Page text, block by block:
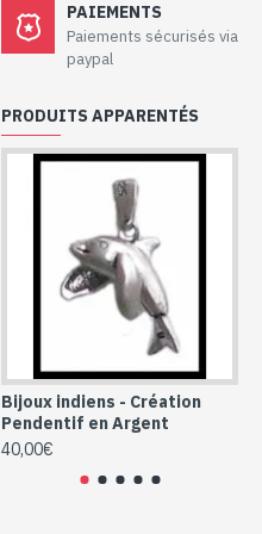
PAIEMENTS
Paiements sécurisés via
paypal
PRODUITS APPARENTÉS
Bijoux indiens - Création
Pendentif en Argent
40,00€